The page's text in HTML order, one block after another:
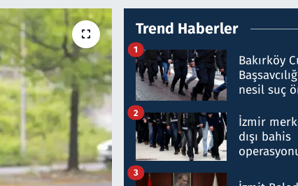
Trend Haberler
Bakırköy
nesil suç
hakkında
1
İzmir
dışı bahis
Milyar
2
3